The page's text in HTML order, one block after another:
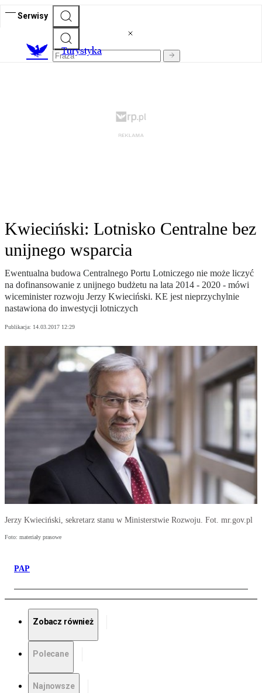
Serwisy
Turystyka
Kwieciński: Lotnisko Centralne bez
unijnego wsparcia
Ewentualna budowa Centralnego Portu Lotniczego nie może liczyć
na dofinansowanie z unijnego budżetu na lata 2014 - 2020 - mówi
wiceminister rozwoju Jerzy Kwieciński. KE jest nieprzychylnie
nastawiona do inwestycji lotniczych
Publikacja: 14.03.2017 12:29
Jerzy Kwieciński, sekretarz stanu w Ministerstwie Rozwoju. Fot. mr.gov.pl
Foto: materiały prasowe
PAP
Zobacz również
Polecane
Najnowsze